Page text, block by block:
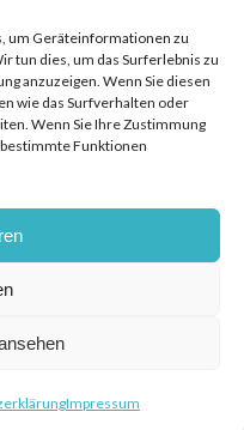
um Geräteinformationen zu
tun dies, um das Surferlebnis zu
anzuzeigen. Wenn Sie diesen
wie das Surfverhalten oder
Wenn Sie Ihre Zustimmung
Funktionen
Impressum
2019. THEME BY BLUCHIC